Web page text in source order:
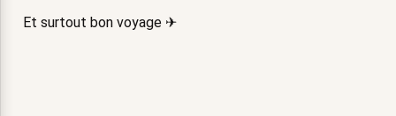
Et surtout bon voyage ✈